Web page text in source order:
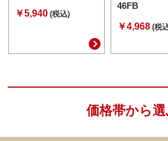
￥5,940 (税込)
46FB
￥4,968 (税
価格帯から